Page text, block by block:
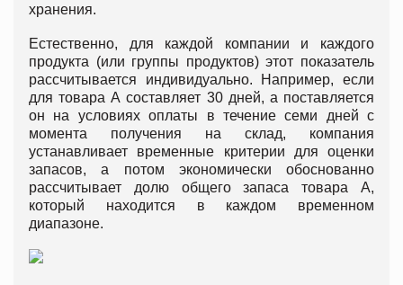
хранения.
Естественно, для каждой компании и каждого
продукта (или группы продуктов) этот показатель
рассчитывается индивидуально. Например, если
для товара А составляет 30 дней, а поставляется
он на условиях оплаты в течение семи дней с
момента получения на склад, компания
устанавливает временные критерии для оценки
запасов, а потом экономически обоснованно
рассчитывает долю общего запаса товара А,
который находится в каждом временном
диапазоне.